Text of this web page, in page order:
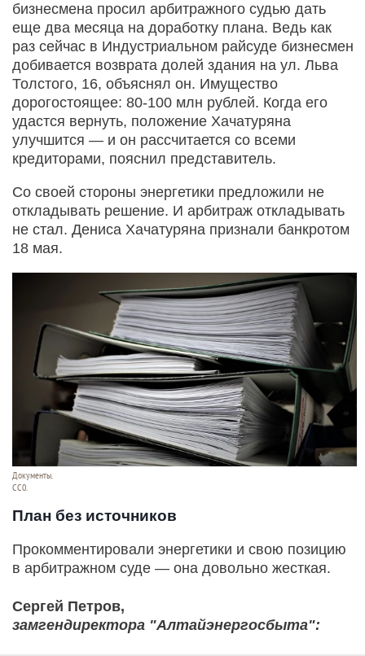
бизнесмена просил арбитражного судью дать
еще два месяца на доработку плана. Ведь как
раз сейчас в Индустриальном райсуде бизнесмен
добивается возврата долей здания на ул. Льва
Толстого, 16, объяснял он. Имущество
дорогостоящее: 80-100 млн рублей. Когда его
удастся вернуть, положение Хачатуряна
улучшится — и он рассчитается со всеми
кредиторами, пояснил представитель.
Со своей стороны энергетики предложили не
откладывать решение. И арбитраж откладывать
не стал. Дениса Хачатуряна признали банкротом
18 мая.
Документы.
СС0.
План без источников
Прокомментировали энергетики и свою позицию
в арбитражном суде — она довольно жесткая.
Сергей Петров,
замгендиректора "Алтайэнергосбыта":